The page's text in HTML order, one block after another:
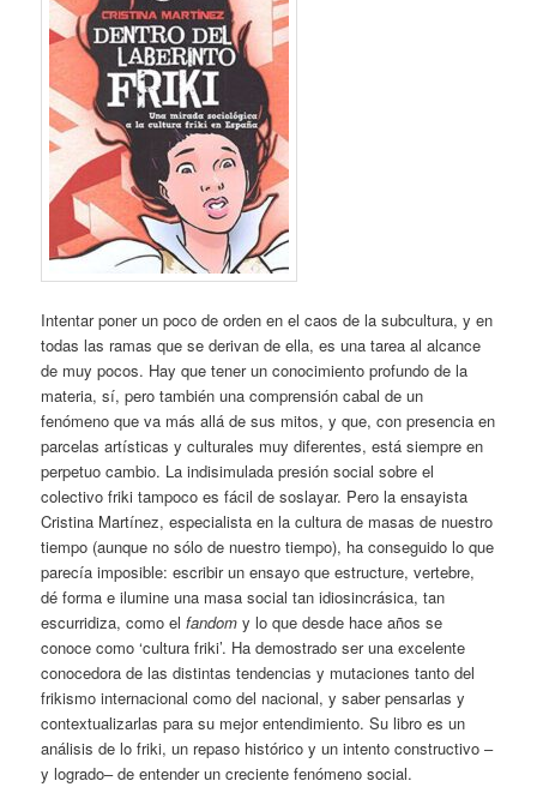
Intentar poner un poco de orden en el caos de la subcultura, y en
todas las ramas que se derivan de ella, es una tarea al alcance
de muy pocos. Hay que tener un conocimiento profundo de la
materia, sí, pero también una comprensión cabal de un
fenómeno que va más allá de sus mitos, y que, con presencia en
parcelas artísticas y culturales muy diferentes, está siempre en
perpetuo cambio. La indisimulada presión social sobre el
colectivo friki tampoco es fácil de soslayar. Pero la ensayista
Cristina Martínez, especialista en la cultura de masas de nuestro
tiempo (aunque no sólo de nuestro tiempo), ha conseguido lo que
parecía imposible: escribir un ensayo que estructure, vertebre,
dé forma e ilumine una masa social tan idiosincrásica, tan
escurridiza, como elfandom y lo que desde hace años se
conoce como ‘cultura friki’. Ha demostrado ser una excelente
conocedora de las distintas tendencias y mutaciones tanto del
frikismo internacional como del nacional, y saber pensarlas y
contextualizarlas para su mejor entendimiento. Su libro es un
análisis de lo friki, un repaso histórico y un intento constructivo –
y logrado– de entender un creciente fenómeno social.